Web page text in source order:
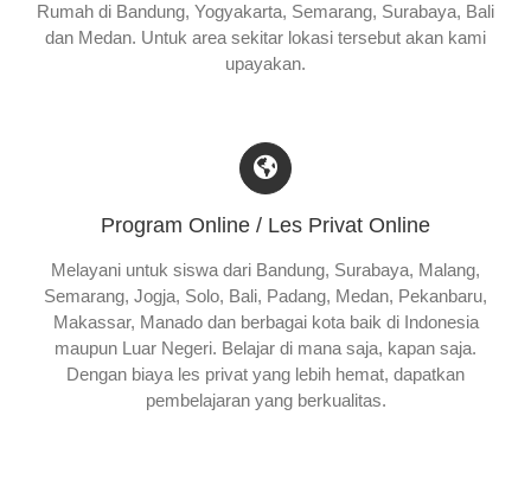
Rumah di Bandung, Yogyakarta, Semarang, Surabaya, Bali
dan Medan. Untuk area sekitar lokasi tersebut akan kami
upayakan.
Program Online / Les Privat Online
Melayani untuk siswa dari Bandung, Surabaya, Malang,
Semarang, Jogja, Solo, Bali, Padang, Medan, Pekanbaru,
Makassar, Manado dan berbagai kota baik di Indonesia
maupun Luar Negeri. Belajar di mana saja, kapan saja.
Dengan biaya les privat yang lebih hemat, dapatkan
pembelajaran yang berkualitas.